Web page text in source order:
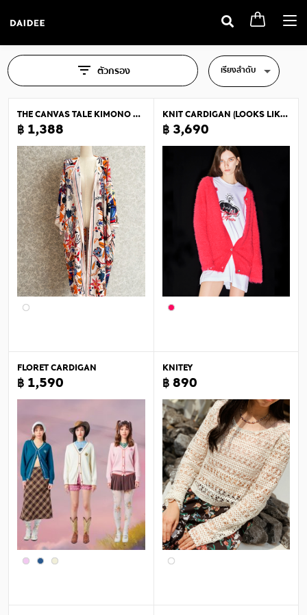
ตัวกรอง เรียงลำดับ
THE CANVAS TALE KIMONO BLAZER (LONG)
฿ 1,388
KNIT CARDIGAN (LOOKS LIKE MOHAIR-BLEND)
฿ 3,690
FLORET CARDIGAN
฿ 1,590
KNITEY
฿ 890